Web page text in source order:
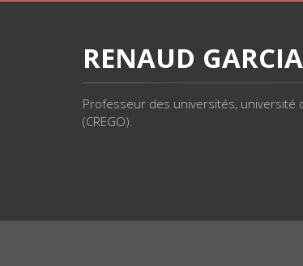
RENAUD
Professeur des universités, université
(CREGO).